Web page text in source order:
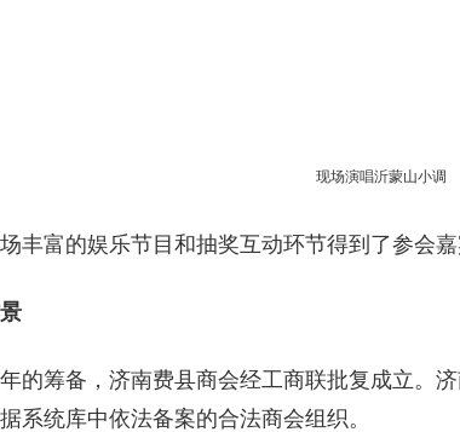
现场演唱沂蒙山小调
丰富的娱乐节目和抽奖互动环节得到了参会嘉
的筹备，济南费县商会经工商联批复成立。
系统库中依法备案的合法商会组织。